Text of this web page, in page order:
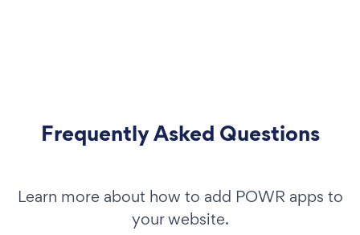
Frequently Asked Questions
Learn more about how to add POWR apps to
your website.